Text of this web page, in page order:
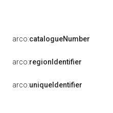
arco:catalogueNumber
arco:regionIdentifier
arco:uniqueIdentifier